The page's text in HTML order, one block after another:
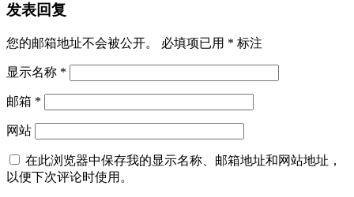
发表回复
您的邮箱地址不会被公开。 必填项已用 * 标注
显示名称 *
邮箱 *
网站
在此浏览器中保存我的显示名称、邮箱地址和网站地址，
以便下次评论时使用。